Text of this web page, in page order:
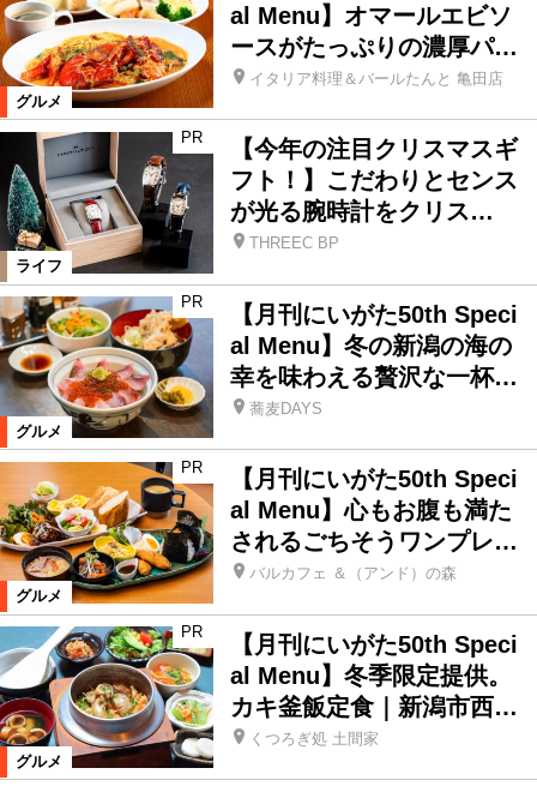
エンタテインメント イベント
市町村イベント
おでかけスポット 温泉
季節ネタ 市町村おでかけTOPICS
スペシャル 話題、ニュース
編集部連載 本誌関連ネタ
その他
絞り込む
グルメ
al Menu】オマールエビソ
ースがたっぷりの濃厚パ…
イタリア料理＆バールたんと 亀田店
ライフ
PR
【今年の注目クリスマスギ
フト！】こだわりとセンス
が光る腕時計をクリス…
THREEC BP
グルメ
PR
【月刊にいがた50th Speci
al Menu】冬の新潟の海の
幸を味わえる贅沢な一杯…
蕎麦DAYS
グルメ
PR
【月刊にいがた50th Speci
al Menu】心もお腹も満た
されるごちそうワンプレ…
バルカフェ ＆（アンド）の森
グルメ
PR
【月刊にいがた50th Speci
al Menu】冬季限定提供。
カキ釜飯定食｜新潟市西…
くつろぎ処 土間家